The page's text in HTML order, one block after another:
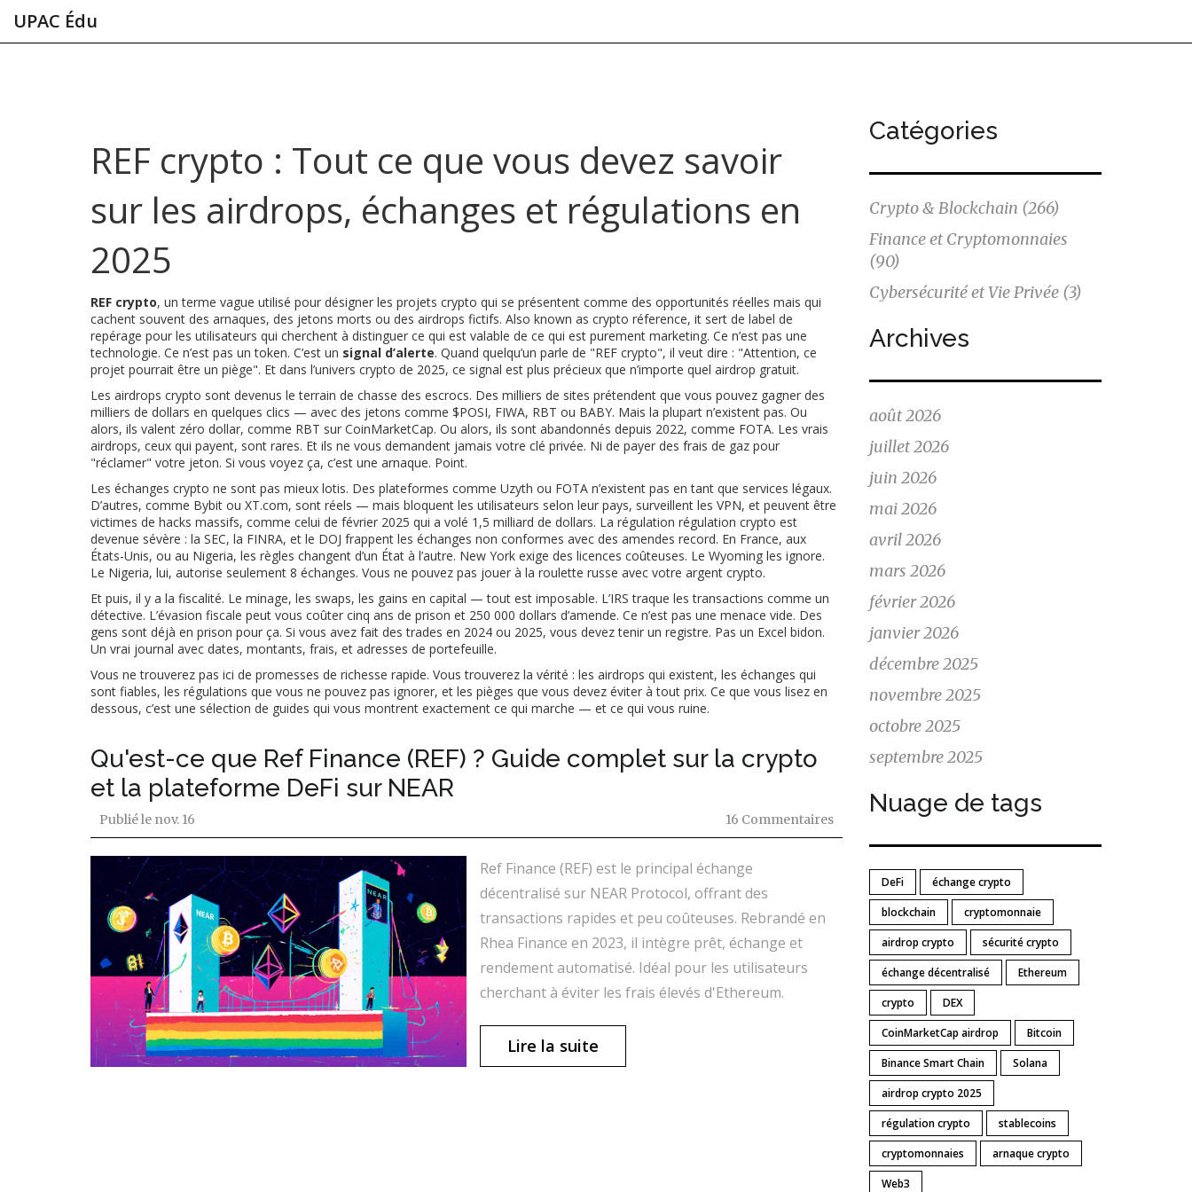
UPAC Édu
REF crypto : Tout ce que vous devez savoir
sur les airdrops, échanges et régulations en
2025
REF crypto, un terme vague utilisé pour désigner les projets crypto qui se présentent comme des opportunités réelles mais qui
cachent souvent des arnaques, des jetons morts ou des airdrops fictifs. Also known as crypto réference, it sert de label de
repérage pour les utilisateurs qui cherchent à distinguer ce qui est valable de ce qui est purement marketing. Ce n’est pas une
technologie. Ce n’est pas un token. C’est un signal d’alerte. Quand quelqu’un parle de "REF crypto", il veut dire : "Attention, ce
projet pourrait être un piège". Et dans l’univers crypto de 2025, ce signal est plus précieux que n’importe quel airdrop gratuit.
Les airdrops crypto sont devenus le terrain de chasse des escrocs. Des milliers de sites prétendent que vous pouvez gagner des
milliers de dollars en quelques clics — avec des jetons comme $POSI, FIWA, RBT ou BABY. Mais la plupart n’existent pas. Ou
alors, ils valent zéro dollar, comme RBT sur CoinMarketCap. Ou alors, ils sont abandonnés depuis 2022, comme FOTA. Les vrais
airdrops, ceux qui payent, sont rares. Et ils ne vous demandent jamais votre clé privée. Ni de payer des frais de gaz pour
"réclamer" votre jeton. Si vous voyez ça, c’est une arnaque. Point.
Les échanges crypto ne sont pas mieux lotis. Des plateformes comme Uzyth ou FOTA n’existent pas en tant que services légaux.
D’autres, comme Bybit ou XT.com, sont réels — mais bloquent les utilisateurs selon leur pays, surveillent les VPN, et peuvent être
victimes de hacks massifs, comme celui de février 2025 qui a volé 1,5 milliard de dollars. La régulation régulation crypto est
devenue sévère : la SEC, la FINRA, et le DOJ frappent les échanges non conformes avec des amendes record. En France, aux
États-Unis, ou au Nigeria, les règles changent d’un État à l’autre. New York exige des licences coûteuses. Le Wyoming les ignore.
Le Nigeria, lui, autorise seulement 8 échanges. Vous ne pouvez pas jouer à la roulette russe avec votre argent crypto.
Et puis, il y a la fiscalité. Le minage, les swaps, les gains en capital — tout est imposable. L’IRS traque les transactions comme un
détective. L’évasion fiscale peut vous coûter cinq ans de prison et 250 000 dollars d’amende. Ce n’est pas une menace vide. Des
gens sont déjà en prison pour ça. Si vous avez fait des trades en 2024 ou 2025, vous devez tenir un registre. Pas un Excel bidon.
Un vrai journal avec dates, montants, frais, et adresses de portefeuille.
Vous ne trouverez pas ici de promesses de richesse rapide. Vous trouverez la vérité : les airdrops qui existent, les échanges qui
sont fiables, les régulations que vous ne pouvez pas ignorer, et les pièges que vous devez éviter à tout prix. Ce que vous lisez en
dessous, c’est une sélection de guides qui vous montrent exactement ce qui marche — et ce qui vous ruine.
Qu'est-ce que Ref Finance (REF) ? Guide complet sur la crypto
et la plateforme DeFi sur NEAR
Publié le nov. 16 16 Commentaires
Ref Finance (REF) est le principal échange
décentralisé sur NEAR Protocol, offrant des
transactions rapides et peu coûteuses. Rebrandé en
Rhea Finance en 2023, il intègre prêt, échange et
rendement automatisé. Idéal pour les utilisateurs
cherchant à éviter les frais élevés d'Ethereum.
Lire la suite
Catégories
Crypto & Blockchain (266)
Finance et Cryptomonnaies
(90)
Cybersécurité et Vie Privée (3)
Archives
août 2026
juillet 2026
juin 2026
mai 2026
avril 2026
mars 2026
février 2026
janvier 2026
décembre 2025
novembre 2025
octobre 2025
septembre 2025
Nuage de tags
DeFi
échange crypto
blockchain
cryptomonnaie
airdrop crypto
sécurité crypto
échange décentralisé
Ethereum
crypto
DEX
CoinMarketCap airdrop
Bitcoin
Binance Smart Chain
Solana
airdrop crypto 2025
régulation crypto
stablecoins
cryptomonnaies
arnaque crypto
Web3